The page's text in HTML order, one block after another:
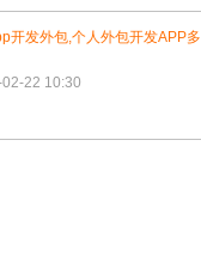
开发外包,个人外包开发APP多
22 10:30